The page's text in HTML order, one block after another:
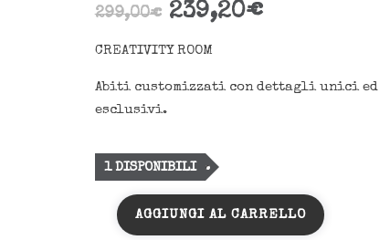
299,00€ 239,20€
CREATIVITY ROOM
Abiti customizzati con dettagli unici ed
esclusivi.
1 DISPONIBILI
CREATIVITY
AGGIUNGI AL CARRELLO